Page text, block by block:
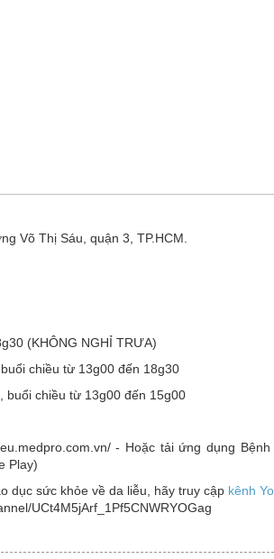
Võ Thị Sáu, quận 3, TP.HCM.
(KHÔNG NGHỈ TRƯA)
chiều từ 13g00 đến 18g30
buổi chiều từ 13g00 đến 15g00
- Hoặc tải ứng dụng
Play)
dục sức khỏe về da liễu, hãy truy cậpkênh
UCt4M5jArf_1Pf5CNWRYOGag